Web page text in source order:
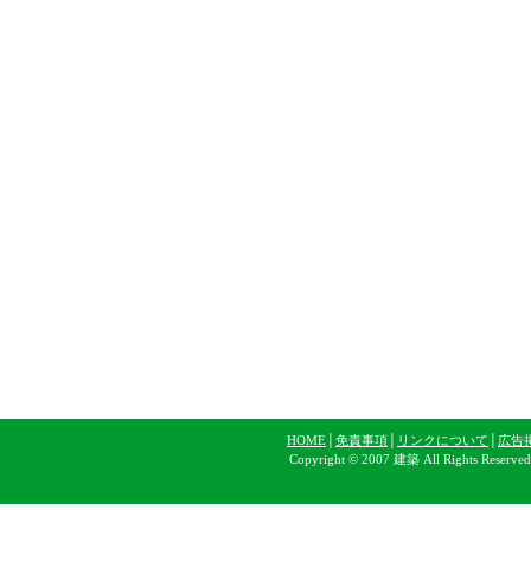
HOME 免責事項 リンクについて
広告
Copyright © 2007 建築 All Rights